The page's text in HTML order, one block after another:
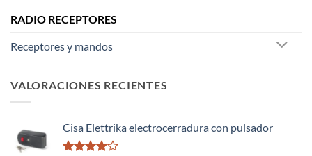
RADIO RECEPTORES
Receptores y mandos
VALORACIONES RECIENTES
Cisa Elettrika electrocerradura con pulsador